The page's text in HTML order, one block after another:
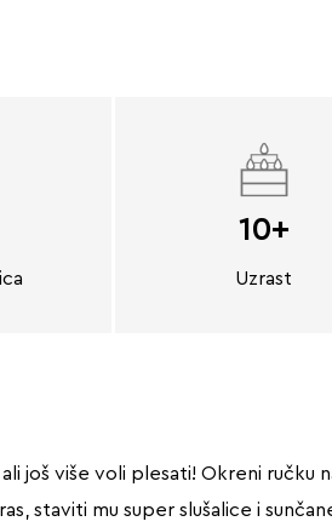
10+
Uzrast
još više voli plesati! Okreni ručku
staviti mu super slušalice i